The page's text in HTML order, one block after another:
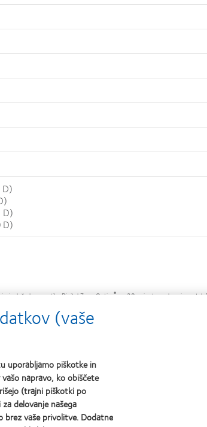
D)
D)
z lečo brez optike Digital Zone Optics®po 20-minutnem branju na
Biofinity Energys
optical designs. CLAE 2020; 43(5): 493–496
52.
contact lenses in a multiple aspheric curve lens designs. Optom Vis
(vaše
uporabljamo piškotke in
napravo, ko obiščete
(trajni piškotki po
delovanje našega
brez vaše privolitve. Dodatne